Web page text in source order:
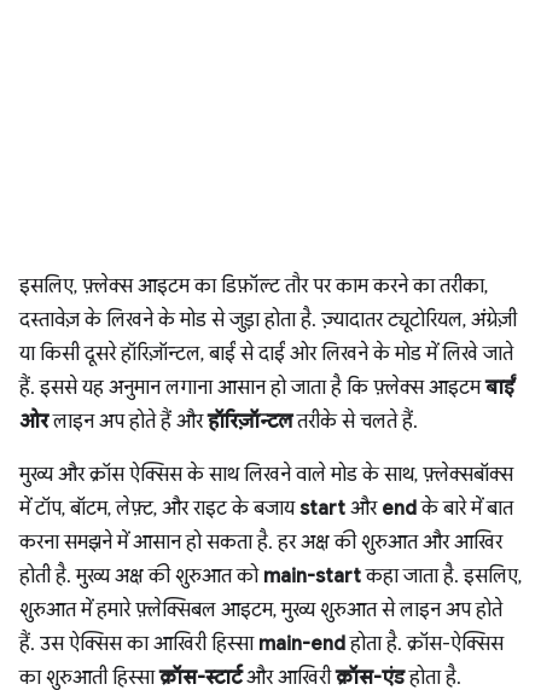
इसलिए, फ़्लेक्स आइटम का डिफ़ॉल्ट तौर पर काम करने का तरीका,
दस्तावेज़ के लिखने के मोड से जुड़ा होता है. ज़्यादातर ट्यूटोरियल, अंग्रेज़ी
या किसी दूसरे हॉरिज़ॉन्टल, बाईं से दाईं ओर लिखने के मोड में लिखे जाते
हैं. इससे यह अनुमान लगाना आसान हो जाता है कि फ़्लेक्स आइटमबाईं
ओरलाइन अप होते हैं औरहॉरिज़ॉन्टलतरीके से चलते हैं.
मुख्य और क्रॉस ऐक्सिस के साथ लिखने वाले मोड के साथ, फ़्लेक्सबॉक्स
में टॉप, बॉटम, लेफ़्ट, और राइट के बजायstart और endके बारे में बात
करना समझने में आसान हो सकता है. हर अक्ष की शुरुआत और आखिर
होती है. मुख्य अक्ष की शुरुआत को main-startकहा जाता है. इसलिए,
शुरुआत में हमारे फ़्लेक्सिबल आइटम, मुख्य शुरुआत से लाइन अप होते
हैं. उस ऐक्सिस का आखिरी हिस्सा main-endहोता है. क्रॉस-ऐक्सिस
का शुरुआती हिस्साक्रॉस-स्टार्टऔर आखिरीक्रॉस-एंडहोता है.